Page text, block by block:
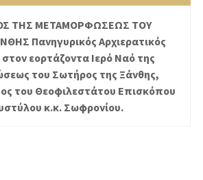
ΤΗΣ ΜΕΤΑΜΟΡΦΩΣΕΩΣ ΤΟΥ
Πανηγυρικός Αρχιερατικός
εορτάζοντα Ιερό Ναό της
του Σωτήρος της Ξάνθης,
του Θεοφιλεστάτου Επισκόπου
κ.κ. Σωφρονίου.